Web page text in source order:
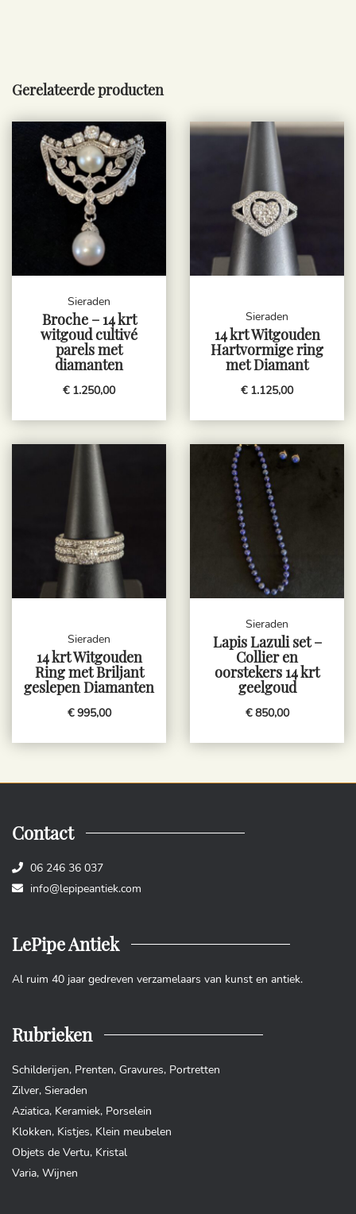
Gerelateerde producten
Sieraden
Broche – 14 krt
witgoud cultivé
parels met
diamanten
€ 1.250,00
Sieraden
14 krt Witgouden
Hartvormige ring
met Diamant
€ 1.125,00
Sieraden
14 krt Witgouden
Ring met Briljant
geslepen Diamanten
€ 995,00
Sieraden
Lapis Lazuli set –
Collier en
oorstekers 14 krt
geelgoud
€ 850,00
Contact
06 246 36 037
info@lepipeantiek.com
LePipe Antiek
Al ruim 40 jaar gedreven verzamelaars van kunst en antiek.
Rubrieken
Schilderijen, Prenten, Gravures, Portretten
Zilver, Sieraden
Aziatica, Keramiek, Porselein
Klokken, Kistjes, Klein meubelen
Objets de Vertu, Kristal
Varia, Wijnen